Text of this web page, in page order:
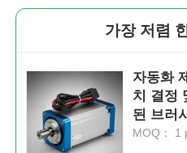
가장 저렴
자동화
치 결정
된 브러
MOQ： 1